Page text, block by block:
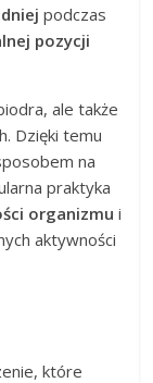
podczas
pozycji
ale także
Dzięki temu
na
praktyka
organizmu i
aktywności
które